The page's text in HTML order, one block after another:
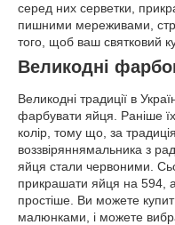
серед них серветки,
пишними мереживами,
того, щоб ваш святковий
Великодні
Великодні традиції в
фарбувати яйця. Раніше
колір, тому що, за
воззвіряннямальника з
яйця стали червоними.
прикрашати яйця на 594,
простіше. Ви можете
малюнками, і можете